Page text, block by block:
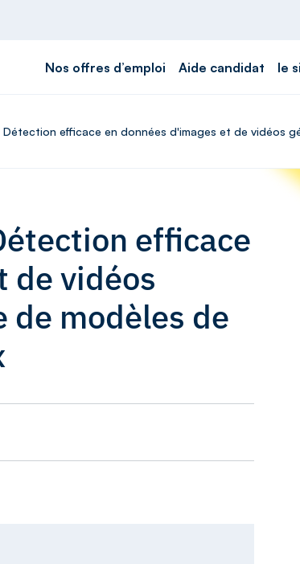
Nos offres d’emploi Aide candidat le
efficace en données d'images et de vidéos
efficace
de vidéos
de modèles de